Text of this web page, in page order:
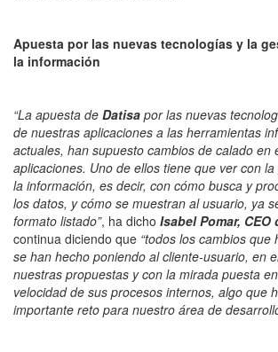
Apuesta por las nuevas tecnologías y la
la información
“La apuesta de Datisa por las nuevas
de nuestras aplicaciones a las herramientas
actuales, han supuesto cambios de calado en
aplicaciones. Uno de ellos tiene que ver con
la información, es decir, con cómo busca y
los datos, y cómo se muestran al usuario, ya
formato listado”, ha dicho Isabel Pomar, CEO
continua diciendo que “todos los cambios que
se han hecho poniendo al cliente-usuario, en
nuestras propuestas y con la mirada puesta
velocidad de sus procesos internos, algo que
importante reto para nuestro área de